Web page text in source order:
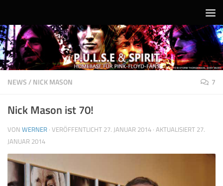
NEWS/NICK MASON 7
Nick Mason ist 70!
VON WERNER · VERÖFFENTLICHT 27. JANUAR 2014 · AKTUALISIERT 27.
JANUAR 2014